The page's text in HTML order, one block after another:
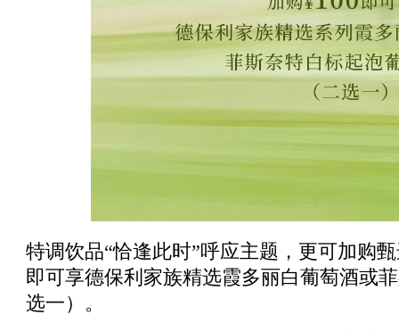
特调饮品“恰逢此时”呼应主题，更可加购
即可享德保利家族精选霞多丽白葡萄酒或
选一）。